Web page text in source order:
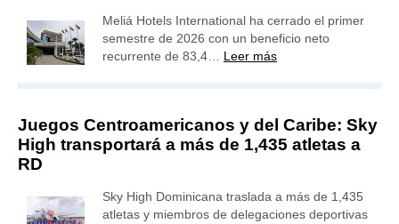
Meliá Hotels International ha cerrado el primer
semestre de 2026 con un beneficio neto
recurrente de 83,4… Leer más
Juegos Centroamericanos y del Caribe: Sky
High transportará a más de 1,435 atletas a
RD
Sky High Dominicana traslada a más de 1,435
atletas y miembros de delegaciones deportivas